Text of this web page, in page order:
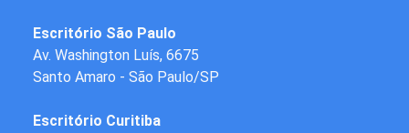
Escritório São Paulo
Av. Washington Luís, 6675
Santo Amaro - São Paulo/SP
Escritório Curitiba